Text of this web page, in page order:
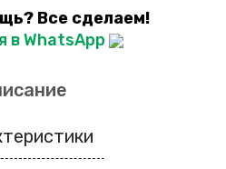
Все сделаем!
в WhatsApp